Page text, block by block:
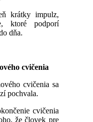
krátky impulz,
ktoré podporí
dňa.
cvičenia
cvičenia sa
pochvala.
cvičenia
že človek pre